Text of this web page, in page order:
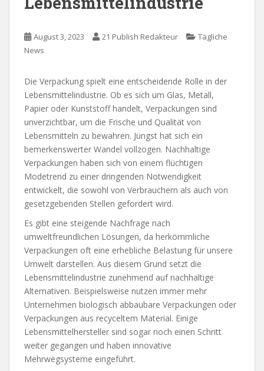
August 3, 2023 21 Publish Redakteur
Tägliche
News
Die Verpackung spielt eine entscheidende Rolle in der
Lebensmittelindustrie. Ob es sich um Glas, Metall,
Papier oder Kunststoff handelt, Verpackungen sind
unverzichtbar, um die Frische und Qualität von
Lebensmitteln zu bewahren. Jüngst hat sich ein
bemerkenswerter Wandel vollzogen. Nachhaltige
Verpackungen haben sich von einem flüchtigen
Modetrend zu einer dringenden Notwendigkeit
entwickelt, die sowohl von Verbrauchern als auch von
gesetzgebenden Stellen gefordert wird.
Es gibt eine steigende Nachfrage nach
umweltfreundlichen Lösungen, da herkömmliche
Verpackungen oft eine erhebliche Belastung für unsere
Umwelt darstellen. Aus diesem Grund setzt die
Lebensmittelindustrie zunehmend auf nachhaltige
Alternativen. Beispielsweise nutzen immer mehr
Unternehmen biologisch abbaubare Verpackungen oder
Verpackungen aus recyceltem Material. Einige
Lebensmittelhersteller sind sogar noch einen Schritt
weiter gegangen und haben innovative
Mehrwegsysteme eingeführt.